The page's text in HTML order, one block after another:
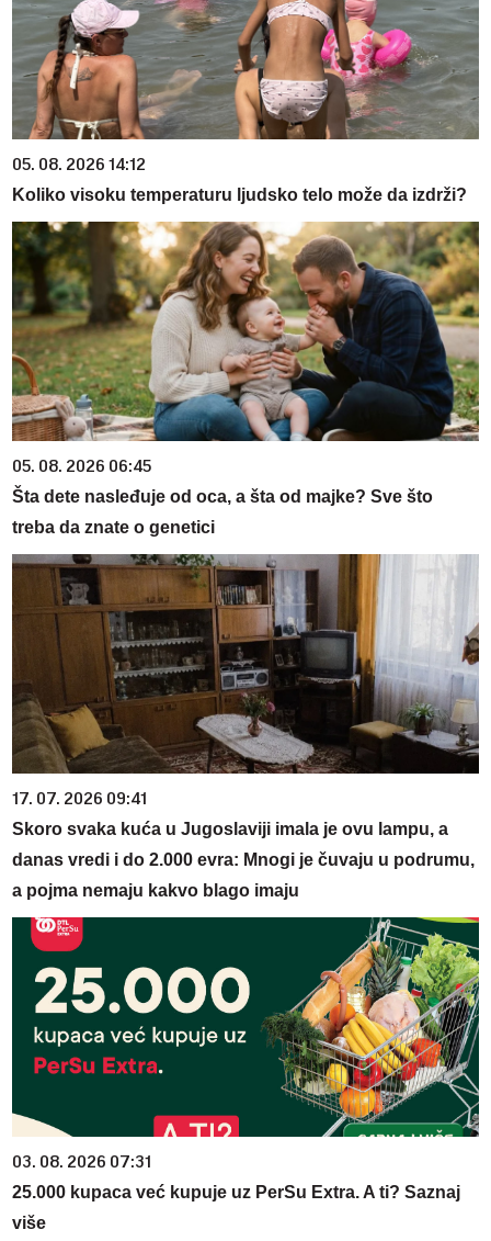
05. 08. 2026 14:12
Koliko visoku temperaturu ljudsko telo može da izdrži?
05. 08. 2026 06:45
Šta dete nasleđuje od oca, a šta od majke? Sve što
treba da znate o genetici
17. 07. 2026 09:41
Skoro svaka kuća u Jugoslaviji imala je ovu lampu, a
danas vredi i do 2.000 evra: Mnogi je čuvaju u podrumu,
a pojma nemaju kakvo blago imaju
03. 08. 2026 07:31
25.000 kupaca već kupuje uz PerSu Extra. A ti? Saznaj
više